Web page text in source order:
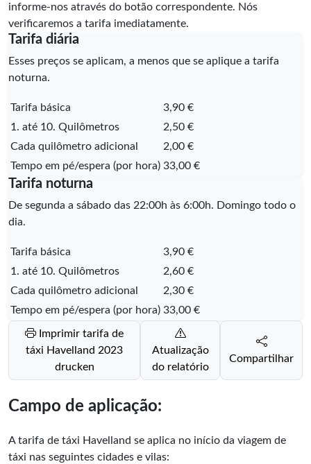
informe-nos através do botão correspondente. Nós
verificaremos a tarifa imediatamente.
Tarifa diária
Esses preços se aplicam, a menos que se aplique a tarifa
noturna.
Tarifa básica
3,90 €
1. até 10. Quilômetros
2,50 €
Cada quilômetro adicional
2,00 €
Tempo em pé/espera (por hora) 33,00 €
Tarifa noturna
De segunda a sábado das 22:00h às 6:00h. Domingo todo o
dia.
Tarifa básica
3,90 €
1. até 10. Quilômetros
2,60 €
Cada quilômetro adicional
2,30 €
Tempo em pé/espera (por hora) 33,00 €
táxi Havelland 2023
drucken
Atualização
do relatório
Compartilhar
Campo de aplicação:
A tarifa de táxi Havelland se aplica no início da viagem de
táxi nas seguintes cidades e vilas: